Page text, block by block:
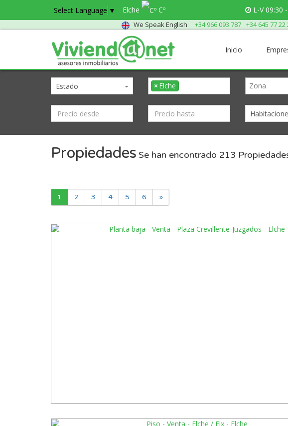
Select Language ▼ Elche Cº L-V 09:30
We Speak English +34 966 093 787 +34 645 77 22
Inicio
Estado × Elche
Propiedades Se han encontrado 213
1 2 3 4 5 6 »